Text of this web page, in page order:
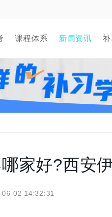
课程体系 新闻资讯
家好?西安
06-02 14:32:31